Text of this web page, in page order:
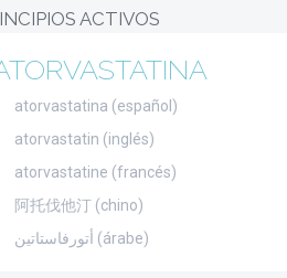
ACTIVOS
atorvastatina (español)
atorvastatin (inglés)
atorvastatine (francés)
阿托伐他汀 (chino)
أتورفاستاتين (árabe)